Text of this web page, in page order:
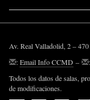
Av. Real Valladolid, 2 –
:Email Info CCMD – :
Todos los datos de salas,
de modificaciones.